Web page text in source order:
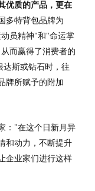
优质的产品，更在
多特背包品牌为
员精神"和"命运掌
而赢得了消费者的
达斯或钻石时，往
牌所赋予的附加
："在这个日新月异
和动力，不断提升
企业家们进行这样